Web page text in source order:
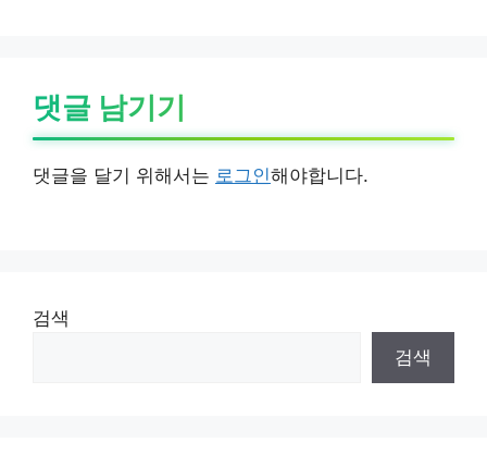
댓글 남기기
댓글을 달기 위해서는 로그인해야합니다.
검색
검색